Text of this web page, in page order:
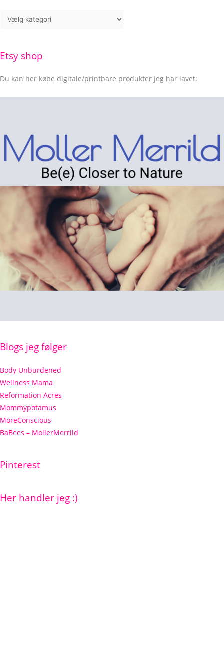
Etsy shop
Du kan her købe digitale/printbare produkter jeg har lavet:
Blogs jeg følger
Body Unburdened
Wellness Mama
Reformation Acres
Mommypotamus
MoreConscious
BaBees – MollerMerrild
Pinterest
Her handler jeg :)